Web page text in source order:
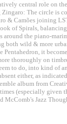
central role on
The circle is
& Camões joining
of Spirals,
the piano-
both wild & more
Pentahedron, it
thoroughly on
to do, into kind of
either, as
album from
(especially
McComb's Jazz